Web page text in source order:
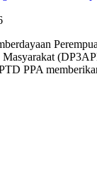
Masyarakat
PPA